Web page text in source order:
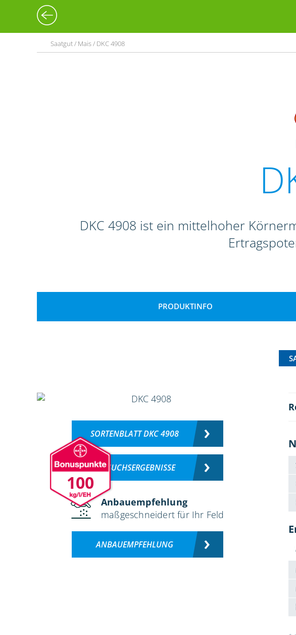
Saatgut / Mais / DKC 4908
DKC 4908 ist ein mittelhoher
PRODUKTINFO
100
SORTENBLATT DKC 4908
VERSUCHSERGEBNISSE
Anbauempfehlung
maßgeschneidert für Ihr Feld
ANBAUEMPFEHLUNG